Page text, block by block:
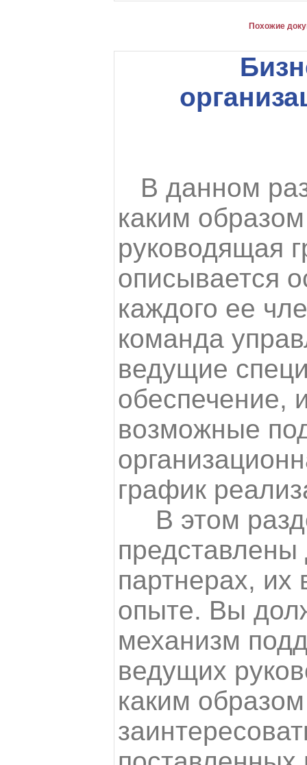
Похожие
В данном
каким
руководящая
описывается
каждого ее
команда
ведущие
обеспечение,
возможные
график
В этом
партнерах, их
опыте. Вы
механизм
ведущих
каким